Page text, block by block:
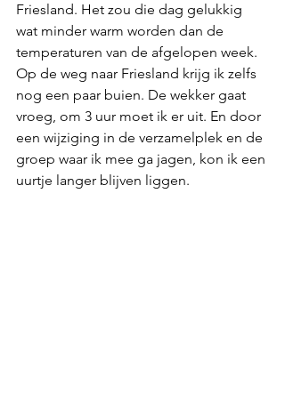
Friesland. Het zou die dag gelukkig
wat minder warm worden dan de
temperaturen van de afgelopen week.
Op de weg naar Friesland krijg ik zelfs
nog een paar buien. De wekker gaat
vroeg, om 3 uur moet ik er uit. En door
een wijziging in de verzamelplek en de
groep waar ik mee ga jagen, kon ik een
uurtje langer blijven liggen.